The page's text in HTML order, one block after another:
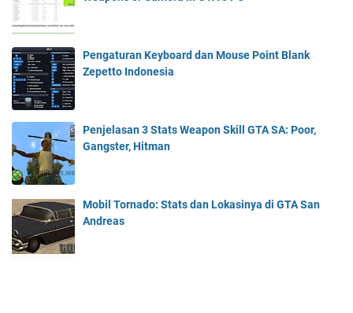
Pengaturan Keyboard dan Mouse Point Blank
Zepetto Indonesia
Penjelasan 3 Stats Weapon Skill GTA SA: Poor,
Gangster, Hitman
Mobil Tornado: Stats dan Lokasinya di GTA San
Andreas